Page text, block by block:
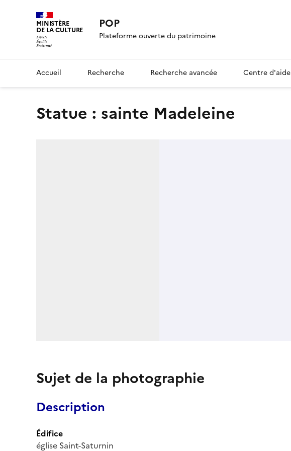
MINISTÈRE
DE LA CULTURE POP
Plateforme ouverte du patrimoine
Accueil Recherche Recherche avancée Centre d'aide
statue : sainte Madeleine
Sujet de la photographie
Description
Édifice
église Saint-Saturnin